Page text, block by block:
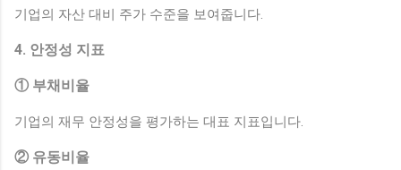
기업의 자산 대비 주가 수준을 보여줍니다.
4. 안정성 지표
① 부채비율
기업의 재무 안정성을 평가하는 대표 지표입니다.
② 유동비율